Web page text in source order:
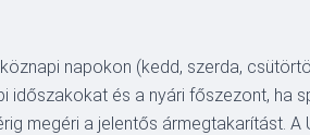
napokon (kedd, szerda,
időszakokat és a nyári főszezont, ha
megéri a jelentős ármegtakarítást. A